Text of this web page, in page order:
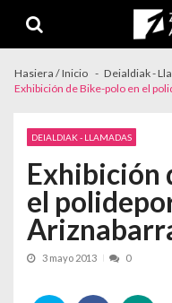
Hasiera / Inicio
Deialdiak -
Exhibición de Bike-polo en el
DEIALDIAK - LLAMADAS
Exhibición
el
3 mayo 2013 0